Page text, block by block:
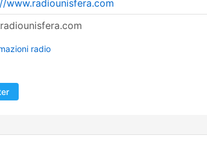
www.radiounisfera.com
radio